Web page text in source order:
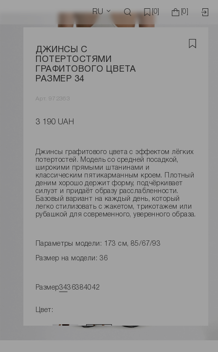
RU [0] [0]
ДЖИНСЫ С
ПОТЕРТОСТЯМИ
ГРАФИТОВОГО ЦВЕТА
РАЗМЕР 34
Арт. 972363
3 190 UAH
Джинсы графитового цвета с эффектом лёгких
потертостей. Модель со средней посадкой,
широкими прямыми штанинами и
классическим пятикарманным кроем. Плотный
деним хорошо держит форму, подчёркивает
силуэт и придаёт образу расслабленности.
Базовый вариант на каждый день, который
легко стилизовать с жакетом, трикотажем или
рубашкой для современного, уверенного образа.
Параметры модели: 173 см, 85/67/93
Размер на модели: 36
Размер3436384042
Цвет: